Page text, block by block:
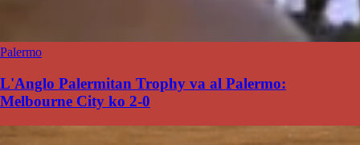
Palermo
L'Anglo Palermitan Trophy va al Palermo:
Melbourne City ko 2-0